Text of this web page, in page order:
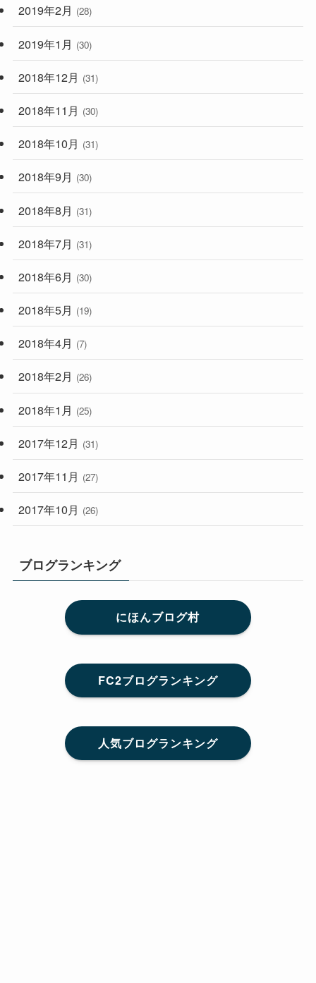
2019年2月 (28)
2019年1月 (30)
2018年12月 (31)
2018年11月 (30)
2018年10月 (31)
2018年9月 (30)
2018年8月 (31)
2018年7月 (31)
2018年6月 (30)
2018年5月 (19)
2018年4月 (7)
2018年2月 (26)
2018年1月 (25)
2017年12月 (31)
2017年11月 (27)
2017年10月 (26)
ブログランキング
にほんブログ村
FC2ブログランキング
人気ブログランキング